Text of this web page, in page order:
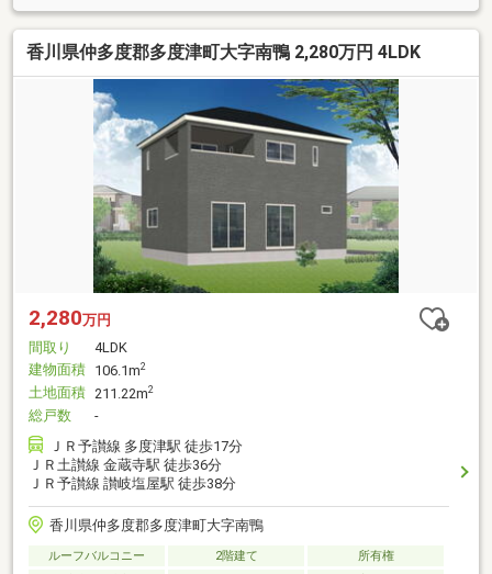
香川県仲多度郡多度津町大字南鴨 2,280万円 4LDK
2,280万円
間取り
4LDK
建物面積 106.1m2
土地面積 211.22m2
総戸数
-
ＪＲ予讃線 多度津駅 徒歩17分
ＪＲ土讃線 金蔵寺駅 徒歩36分
ＪＲ予讃線 讃岐塩屋駅 徒歩38分
香川県仲多度郡多度津町大字南鴨
ルーフバルコニー 2階建て
所有権